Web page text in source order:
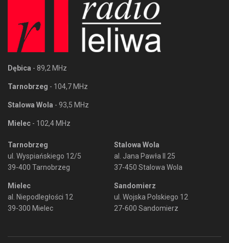
Dębica - 89,2 MHz
Tarnobrzeg - 104,7 MHz
Stalowa Wola - 93,5 MHz
Mielec - 102,4 MHz
Tarnobrzeg
ul. Wyspiańskiego 12/5
39-400 Tarnobrzeg
Mielec
al. Niepodległości 12
39-300 Mielec
Stalowa Wola
al. Jana Pawła II 25
37-450 Stalowa Wola
Sandomierz
ul. Wojska Polskiego 12
27-600 Sandomierz